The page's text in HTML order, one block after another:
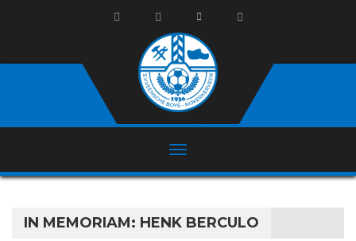
IN MEMORIAM: HENK BERCULO